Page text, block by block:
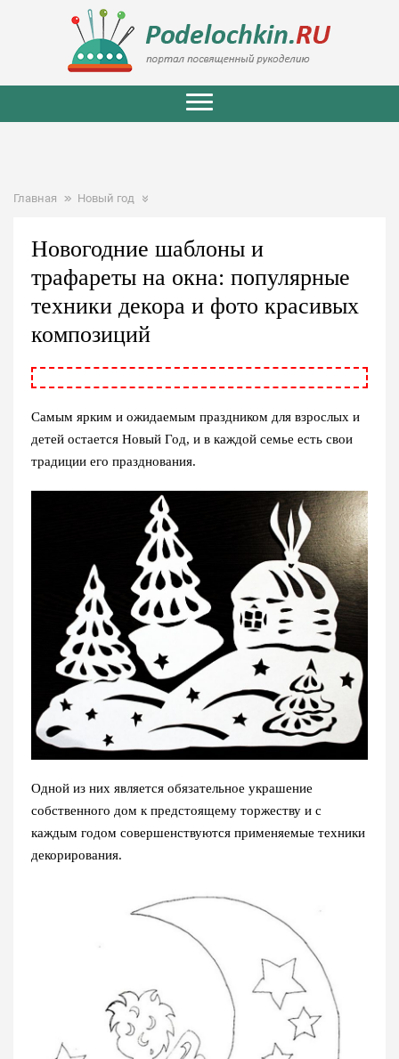
Главная Новый год
Новогодние шаблоны и
трафареты на окна: популярные
техники декора и фото красивых
композиций
Самым ярким и ожидаемым праздником для взрослых и
детей остается Новый Год, и в каждой семье есть свои
традиции его празднования.
Одной из них является обязательное украшение
собственного дом к предстоящему торжеству и с
каждым годом совершенствуются применяемые техники
декорирования.